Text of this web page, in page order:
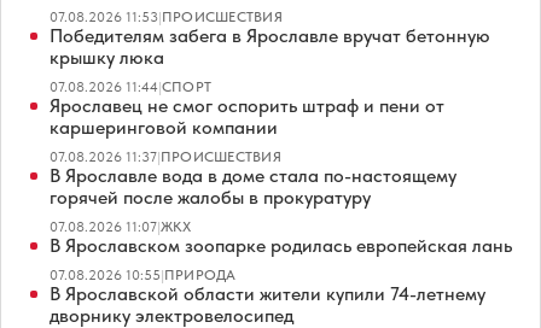
07.08.2026 11:53|ПРОИСШЕСТВИЯ
Победителям забега в Ярославле вручат бетонную
крышку люка
07.08.2026 11:44|СПОРТ
Ярославец не смог оспорить штраф и пени от
каршеринговой компании
07.08.2026 11:37|ПРОИСШЕСТВИЯ
В Ярославле вода в доме стала по-настоящему
горячей после жалобы в прокуратуру
07.08.2026 11:07|ЖКХ
В Ярославском зоопарке родилась европейская лань
07.08.2026 10:55|ПРИРОДА
В Ярославской области жители купили 74-летнему
дворнику электровелосипед